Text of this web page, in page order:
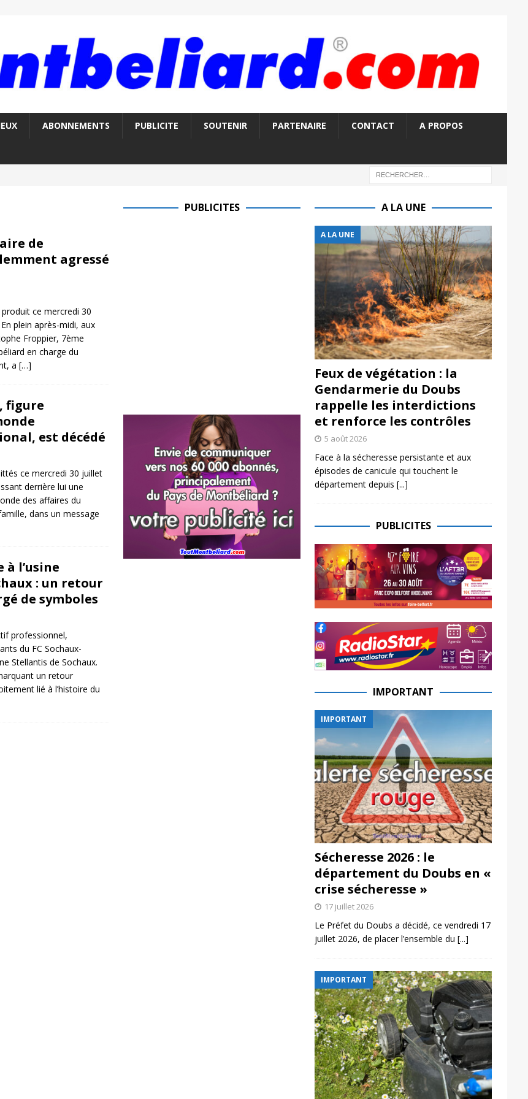
ABONNEMENTS PUBLICITE SOUTENIR PARTENAIRE CONTACT A PROPOS
de
agressé
ce mercredi 30
plein après-midi, aux
Froppier, 7ème
en charge du
a […]
figure
est décédé
ce mercredi 30 juillet
derrière lui une
des affaires du
dans un message
à l’usine
: un retour
de symboles
professionnel,
du FC Sochaux-
Stellantis de Sochaux.
un retour
lié à l’histoire du
PUBLICITES A LA UNE
A LA UNE
Feux de végétation : la
Gendarmerie du Doubs
rappelle les interdictions
et renforce les contrôles
5 août 2026
Face à la sécheresse persistante et aux
épisodes de canicule qui touchent le
département depuis [...]
PUBLICITES
IMPORTANT
IMPORTANT
Sécheresse 2026 : le
département du Doubs en «
crise sécheresse »
17 juillet 2026
Le Préfet du Doubs a décidé, ce vendredi 17
juillet 2026, de placer l’ensemble du [...]
IMPORTANT